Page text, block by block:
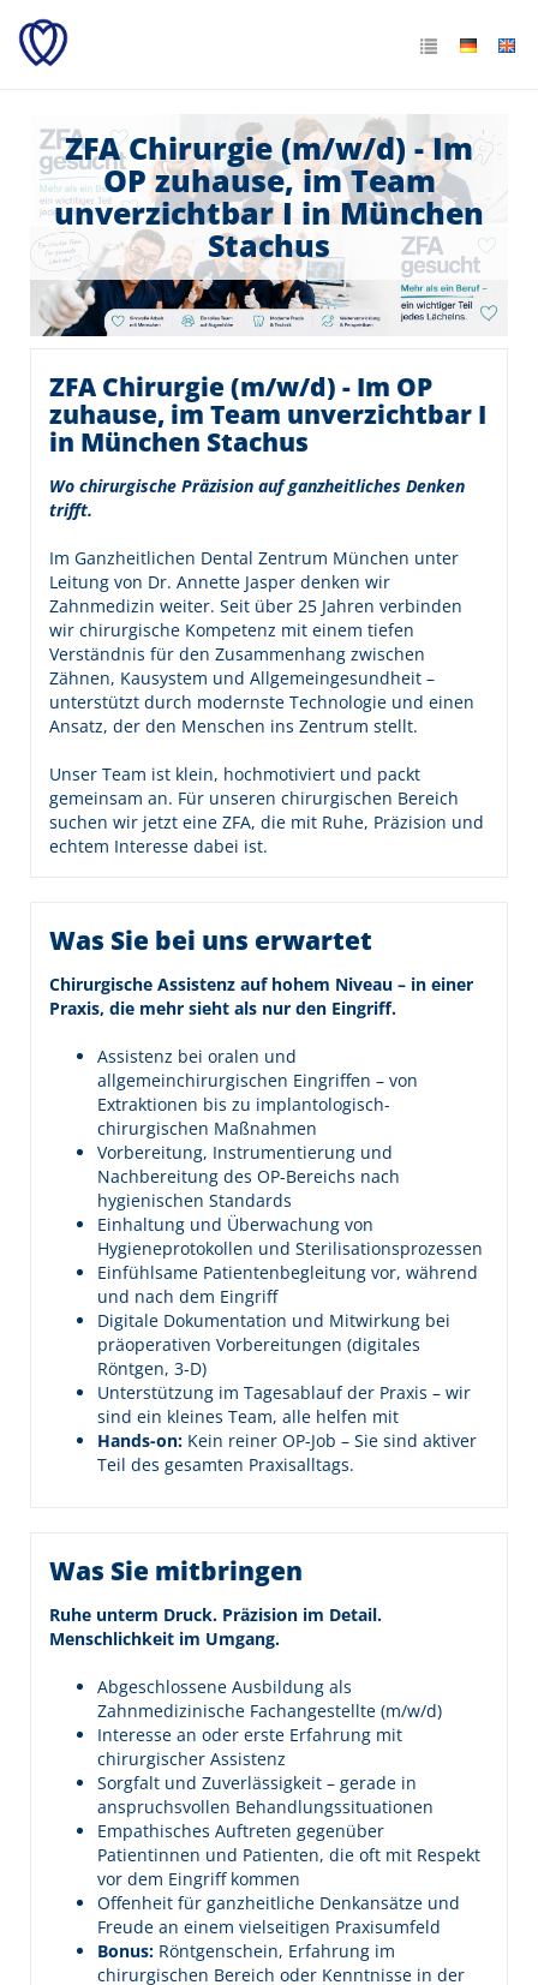
ZFA Chirurgie (m/w/d) - Im
OP zuhause, im Team
unverzichtbar I in München
Stachus
ZFA Chirurgie (m/w/d) - Im OP
zuhause, im Team unverzichtbar I
in München Stachus
Wo chirurgische Präzision auf ganzheitliches Denken
trifft.
Im Ganzheitlichen Dental Zentrum München unter
Leitung von Dr. Annette Jasper denken wir
Zahnmedizin weiter. Seit über 25 Jahren verbinden
wir chirurgische Kompetenz mit einem tiefen
Verständnis für den Zusammenhang zwischen
Zähnen, Kausystem und Allgemeingesundheit –
unterstützt durch modernste Technologie und einen
Ansatz, der den Menschen ins Zentrum stellt.
Unser Team ist klein, hochmotiviert und packt
gemeinsam an. Für unseren chirurgischen Bereich
suchen wir jetzt eine ZFA, die mit Ruhe, Präzision und
echtem Interesse dabei ist.
Was Sie bei uns erwartet
Chirurgische Assistenz auf hohem Niveau – in einer
Praxis, die mehr sieht als nur den Eingriff.
Assistenz bei oralen und
allgemeinchirurgischen Eingriffen – von
Extraktionen bis zu implantologisch-
chirurgischen Maßnahmen
Vorbereitung, Instrumentierung und
Nachbereitung des OP-Bereichs nach
hygienischen Standards
Einhaltung und Überwachung von
Hygieneprotokollen und Sterilisationsprozessen
Einfühlsame Patientenbegleitung vor, während
und nach dem Eingriff
Digitale Dokumentation und Mitwirkung bei
präoperativen Vorbereitungen (digitales
Röntgen, 3-D)
Unterstützung im Tagesablauf der Praxis – wir
sind ein kleines Team, alle helfen mit
Hands-on: Kein reiner OP-Job – Sie sind aktiver
Teil des gesamten Praxisalltags.
Was Sie mitbringen
Ruhe unterm Druck. Präzision im Detail.
Menschlichkeit im Umgang.
Abgeschlossene Ausbildung als
Zahnmedizinische Fachangestellte (m/w/d)
Interesse an oder erste Erfahrung mit
chirurgischer Assistenz
Sorgfalt und Zuverlässigkeit – gerade in
anspruchsvollen Behandlungssituationen
Empathisches Auftreten gegenüber
Patientinnen und Patienten, die oft mit Respekt
vor dem Eingriff kommen
Offenheit für ganzheitliche Denkansätze und
Freude an einem vielseitigen Praxisumfeld
Bonus: Röntgenschein, Erfahrung im
chirurgischen Bereich oder Kenntnisse in der